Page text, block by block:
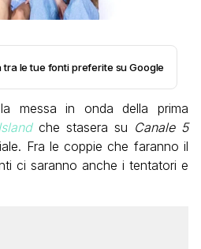
tra le tue fonti preferite su Google
messa in onda della prima
che stasera su Canale 5
Fra le coppie che faranno il
ci saranno anche i tentatori e